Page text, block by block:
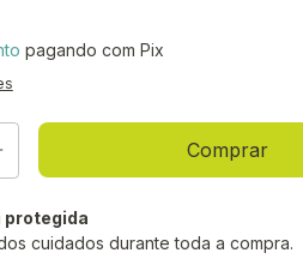
pagando com Pix
protegida
cuidados durante toda a compra.